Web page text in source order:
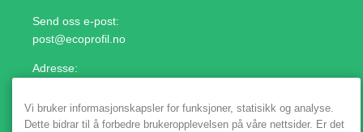
Send oss e-post:
post@ecoprofil.no
Adresse:
Vi bruker informasjonskapsler for funksjoner, statisikk og analyse.
Dette bidrar til å forbedre brukeropplevelsen på våre nettsider. Er det